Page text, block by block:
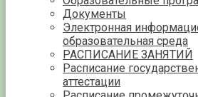
Документы
Электронная
образовательная среда
РАСПИСАНИЕ ЗАНЯТИЙ
Расписание
аттестации